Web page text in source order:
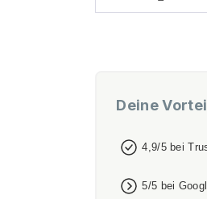
Deine
4,9/5 bei
5/5 bei